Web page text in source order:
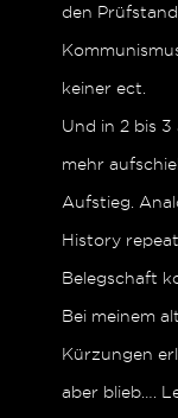
den
keiner ect.
Und in 2 bis
mehr
Aufstieg.
History
Belegschaft
Bei meinem
Kürzungen
aber blieb….